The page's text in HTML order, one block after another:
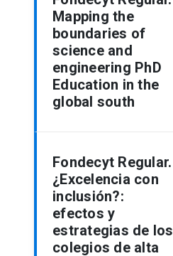
Mapping the
boundaries of
science and
engineering PhD
Education in the
global south
Fondecyt Regular.
¿Excelencia con
inclusión?:
efectos y
estrategias de los
colegios de alta